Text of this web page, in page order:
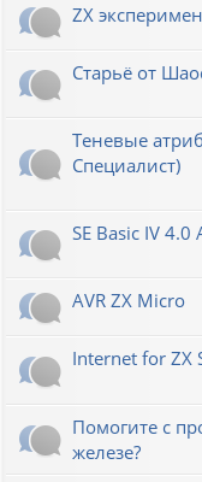
ZX
Старьё от
Теневые
Специалист)
SE Basic IV
AVR ZX Micro
Internet for ZX
Помогите с
железе?